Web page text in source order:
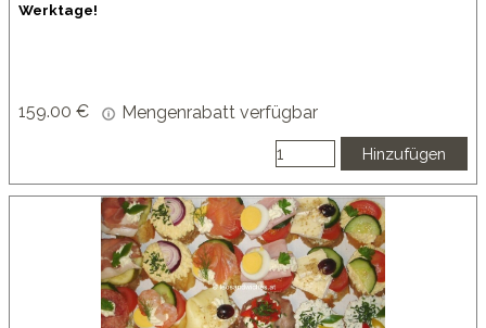
Werktage!
159.00 € Mengenrabatt verfügbar
Hinzufügen